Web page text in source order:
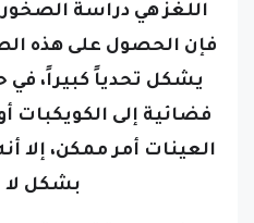
فإن الحصول على هذه
يشكل تحدياً كبيراً،
فضائية إلى الكويكبات
العينات أمر ممكن،
بشكل
وهناك طريقة بديلة